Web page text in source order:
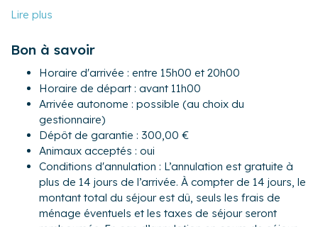
L'appartement :
logement se compose de la manière suivante :
Espace jour :
- Une belle pièce de vie lumineuse avec un coin salon doté
d'un lit gigogne banquette, un bureau, une table basse,
une TV ainsi qu'un espace repas avec une table à manger
pouvant accueillir jusqu'à 6 convives.
- Une kitchenette ouverte sur le salon, entièrement équipée
: réfrigérateur, congélateur, plaques à induction, micro-
ondes, grille-pain, machine à fondu et raclettes, bouilloire,
cafetière à filtre et Tassimo Happy..
Bon à savoir
Horaire d'arrivée : entre 15h00 et 20h00
Horaire de départ : avant 11h00
Arrivée autonome : possible (au choix du
gestionnaire)
Dépôt de garantie : 300,00 €
Animaux acceptés : oui
Conditions d'annulation : L’annulation est gratuite à
plus de 14 jours de l’arrivée. À compter de 14 jours, le
montant total du séjour est dû, seuls les frais de
ménage éventuels et les taxes de séjour seront